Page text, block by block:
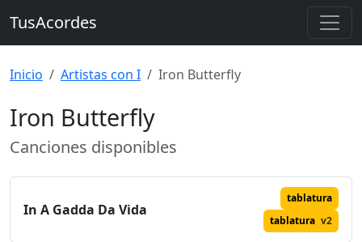
TusAcordes
Inicio Artistas con I Iron Butterfly
Iron Butterfly
Canciones disponibles
In A Gadda Da Vida
tablatura
tablatura v2